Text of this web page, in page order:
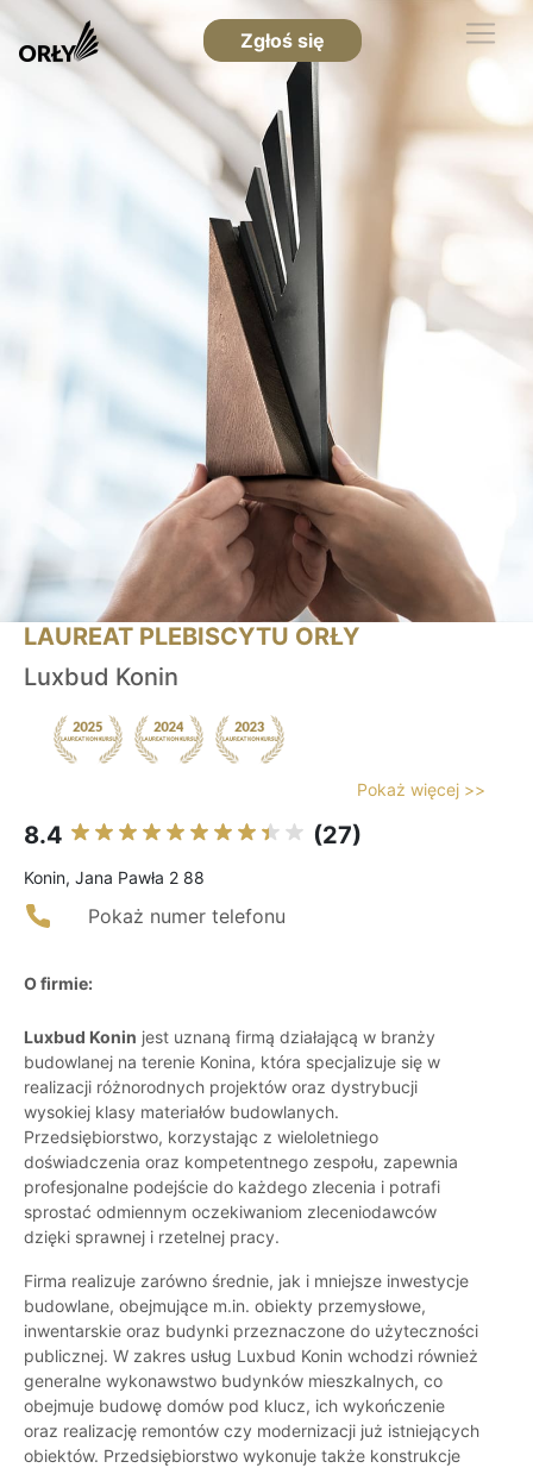
Zgłoś się
LAUREAT PLEBISCYTU ORŁY
Luxbud Konin
Pokaż więcej >>
8.4 (27)
Konin, Jana Pawła 2 88
Pokaż numer telefonu
O firmie:
Luxbud Konin jest uznaną firmą działającą w branży
budowlanej na terenie Konina, która specjalizuje się w
realizacji różnorodnych projektów oraz dystrybucji
wysokiej klasy materiałów budowlanych.
Przedsiębiorstwo, korzystając z wieloletniego
doświadczenia oraz kompetentnego zespołu, zapewnia
profesjonalne podejście do każdego zlecenia i potrafi
sprostać odmiennym oczekiwaniom zleceniodawców
dzięki sprawnej i rzetelnej pracy.
Firma realizuje zarówno średnie, jak i mniejsze inwestycje
budowlane, obejmujące m.in. obiekty przemysłowe,
inwentarskie oraz budynki przeznaczone do użyteczności
publicznej. W zakres usług Luxbud Konin wchodzi również
generalne wykonawstwo budynków mieszkalnych, co
obejmuje budowę domów pod klucz, ich wykończenie
oraz realizację remontów czy modernizacji już istniejących
obiektów. Przedsiębiorstwo wykonuje także konstrukcje